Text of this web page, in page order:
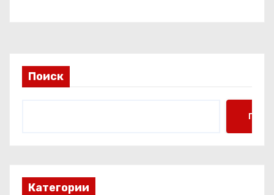
п
иПоиск
Поиск
Категории